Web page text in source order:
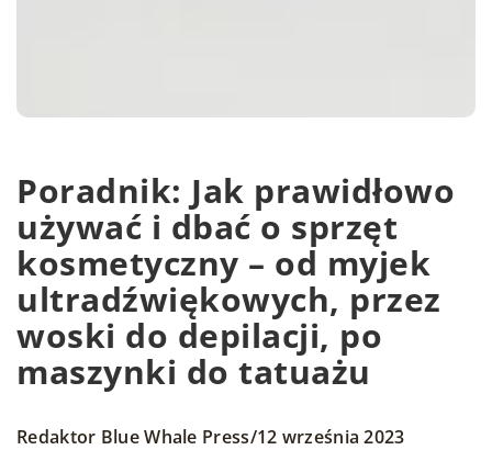
Poradnik: Jak prawidłowo
używać i dbać o sprzęt
kosmetyczny – od myjek
ultradźwiękowych, przez
woski do depilacji, po
maszynki do tatuażu
Redaktor Blue Whale Press/12 września 2023